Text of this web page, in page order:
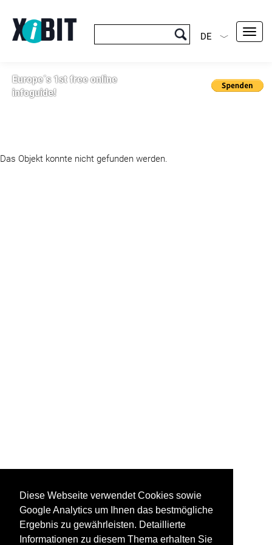
Diese Webseite verwendet Cookies sowie
Google Analytics um Ihnen das bestmögliche
Ergebnis zu gewährleisten. Detaillierte
Informationen zu diesem Thema erhalten Sie
Europe´s 1st free online
infoguide!
DE
Das Objekt konnte nicht gefunden werden.